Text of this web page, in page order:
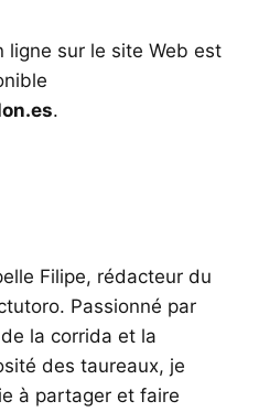
ligne sur le site Web est
.
Filipe, rédacteur du
Passionné par
la corrida et la
des taureaux, je
à partager et faire